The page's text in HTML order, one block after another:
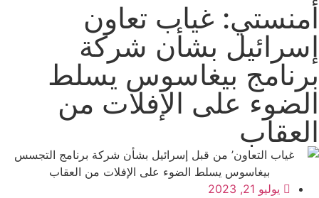
أمنستي: غياب تعاون
إسرائيل بشأن شركة
برنامج بيغاسوس يسلط
الضوء على الإفلات من
العقاب
يوليو 21, 2023